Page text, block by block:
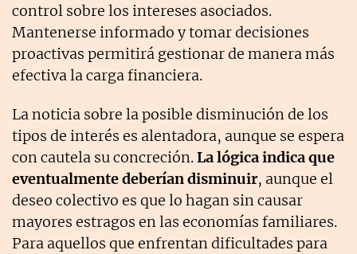
control sobre los intereses asociados.
Mantenerse informado y tomar decisiones
proactivas permitirá gestionar de manera más
efectiva la carga financiera.
La noticia sobre la posible disminución de los
tipos de interés es alentadora, aunque se espera
con cautela su concreción.La lógica indica que
eventualmente deberían disminuir, aunque el
deseo colectivo es que lo hagan sin causar
mayores estragos en las economías familiares.
Para aquellos que enfrentan dificultades para